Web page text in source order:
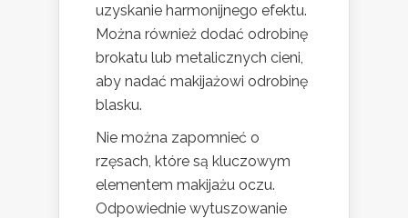
uzyskanie harmonijnego efektu.
Można również dodać odrobinę
brokatu lub metalicznych cieni,
aby nadać makijażowi odrobinę
blasku.
Nie można zapomnieć o
rzęsach, które są kluczowym
elementem makijażu oczu.
Odpowiednie wytuszowanie